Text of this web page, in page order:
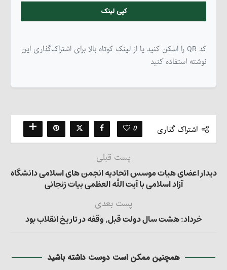
کپی لینک
کد QR را اسکن کنید یا از لینک کوتاه بالا برای اشتراک‌گذاری این
نوشته استفاده کنید
اشتراک گذاری 0
پست قبلی
دیدار اعضای هیات موسس اتحادیه انجمن های اسلامی دانشگاه
آزاد اسلامی با آیت الله العظمی بیات زنجانی
پست بعدی
خرداد: هشت سال دولت قبل٬ وقفه‌ در تاریخ انقلاب بود
همچنین ممکن است دوست داشته باشید